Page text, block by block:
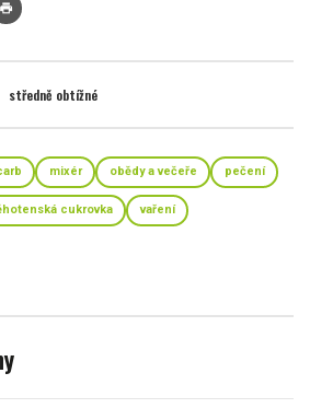
print
středně obtížné
mixér obědy a večeře pečení
cukrovka vaření